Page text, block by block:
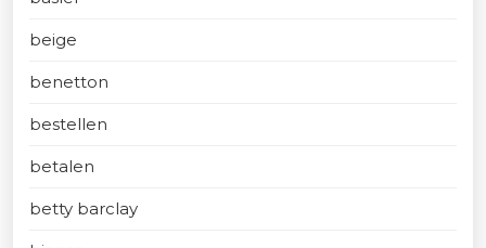
beige
benetton
bestellen
betalen
betty barclay